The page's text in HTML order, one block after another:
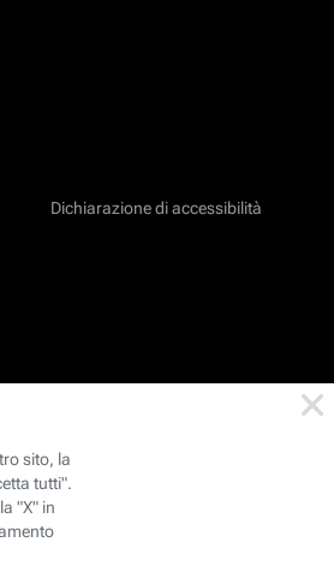
Dichiarazione di accessibilità